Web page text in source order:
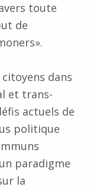
toute
de
citoyens dans
et trans-
actuels de
politique
paradigme
la